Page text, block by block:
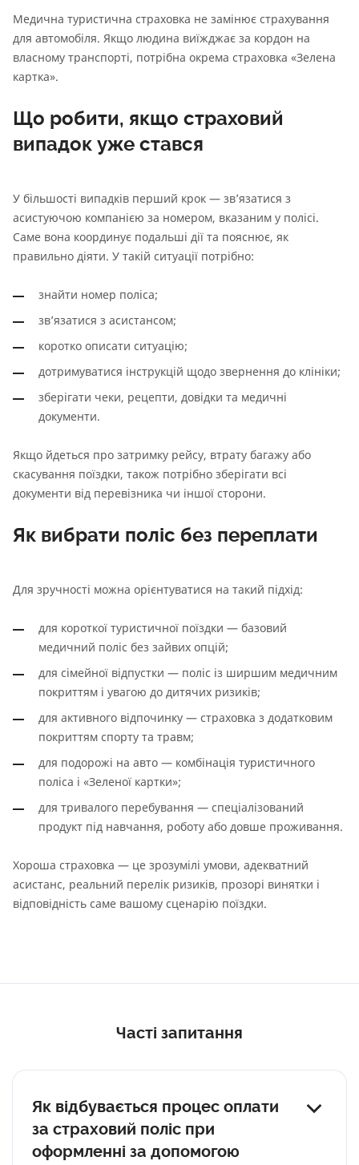
Медична туристична страховка не замінює страхування
для автомобіля. Якщо людина виїжджає за кордон на
власному транспорті, потрібна окрема страховка «Зелена
картка».
Що робити, якщо страховий
випадок уже стався
У більшості випадків перший крок — зв’язатися з
асистуючою компанією за номером, вказаним у полісі.
Саме вона координує подальші дії та пояснює, як
правильно діяти. У такій ситуації потрібно:
знайти номер поліса;
зв’язатися з асистансом;
коротко описати ситуацію;
дотримуватися інструкцій щодо звернення до клініки;
зберігати чеки, рецепти, довідки та медичні
документи.
Якщо йдеться про затримку рейсу, втрату багажу або
скасування поїздки, також потрібно зберігати всі
документи від перевізника чи іншої сторони.
Як вибрати поліс без переплати
Для зручності можна орієнтуватися на такий підхід:
для короткої туристичної поїздки — базовий
медичний поліс без зайвих опцій;
для сімейної відпустки — поліс із ширшим медичним
покриттям і увагою до дитячих ризиків;
для активного відпочинку — страховка з додатковим
покриттям спорту та травм;
для подорожі на авто — комбінація туристичного
поліса і «Зеленої картки»;
для тривалого перебування — спеціалізований
продукт під навчання, роботу або довше проживання.
Хороша страховка — це зрозумілі умови, адекватний
асистанс, реальний перелік ризиків, прозорі винятки і
відповідність саме вашому сценарію поїздки.
Часті запитання
Як відбувається процес оплати
за страховий поліс при
оформленні за допомогою